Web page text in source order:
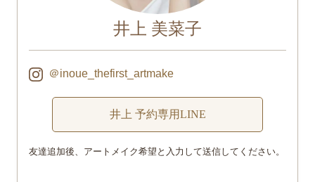
井上 美菜子
＠inoue_thefirst_artmake
井上 予約専用LINE
友達追加後、アートメイク希望と入力して送信してください。